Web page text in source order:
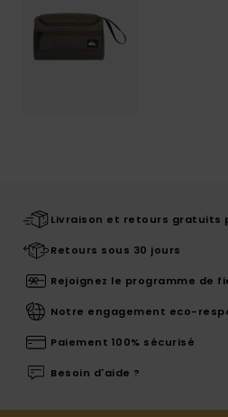
Livraison et retours gratuits
Retours sous 30 jours
Rejoignez le programme de
Notre engagement eco-
Paiement 100% sécurisé
Besoin d'aide ?